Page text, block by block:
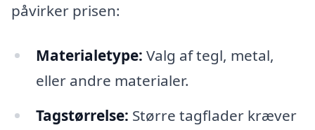
påvirker prisen:
Materialetype: Valg af tegl, metal,
eller andre materialer.
Tagstørrelse: Større tagflader kræver